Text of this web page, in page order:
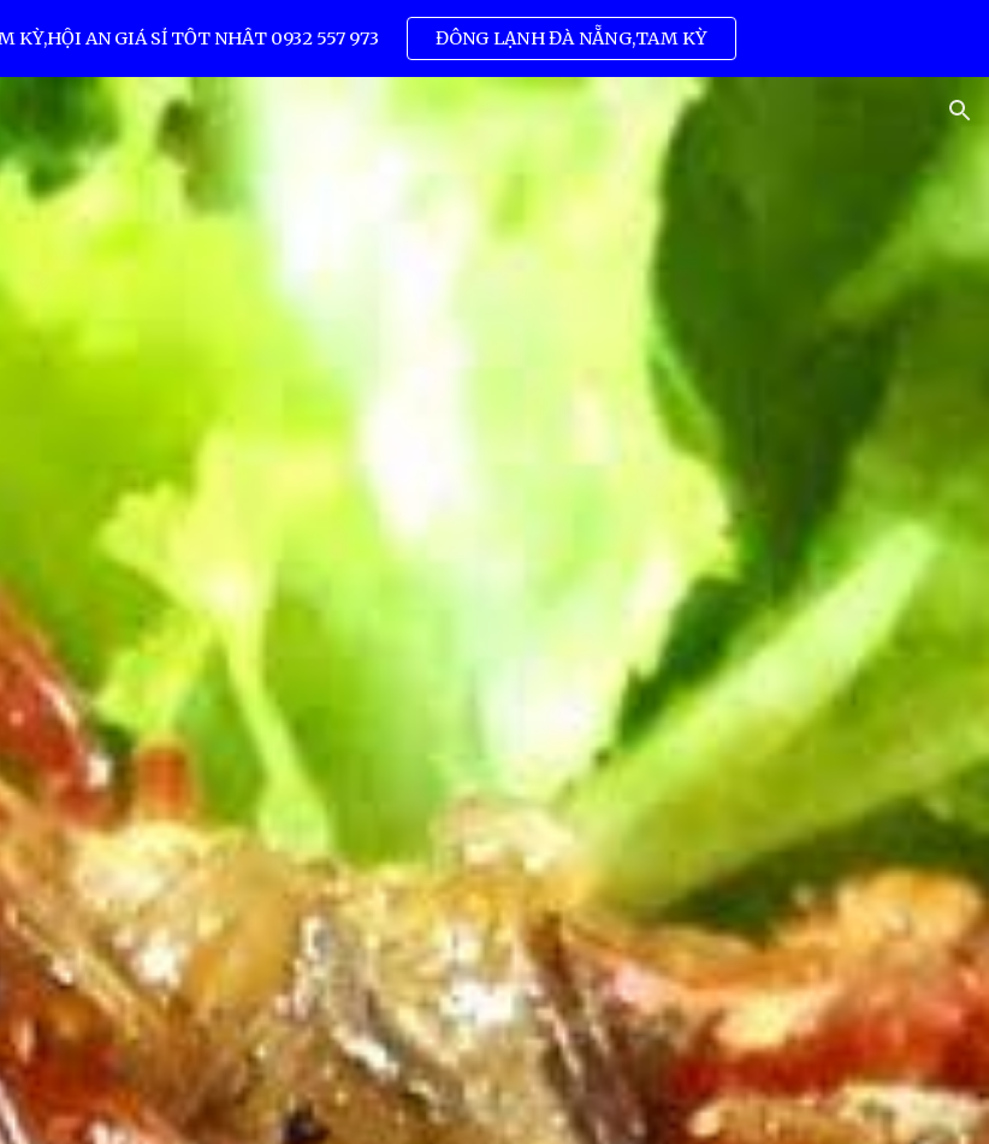
Skip to navigation
KỲ,HỘI AN GIÁ SỈ TỐT NHẤT 0932 557 973 ĐÔNG LẠNH ĐÀ NẴNG,TAM KỲ